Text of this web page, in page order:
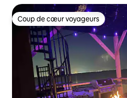
Coup de cœur voyageurs
Coup de cœur voyageurs